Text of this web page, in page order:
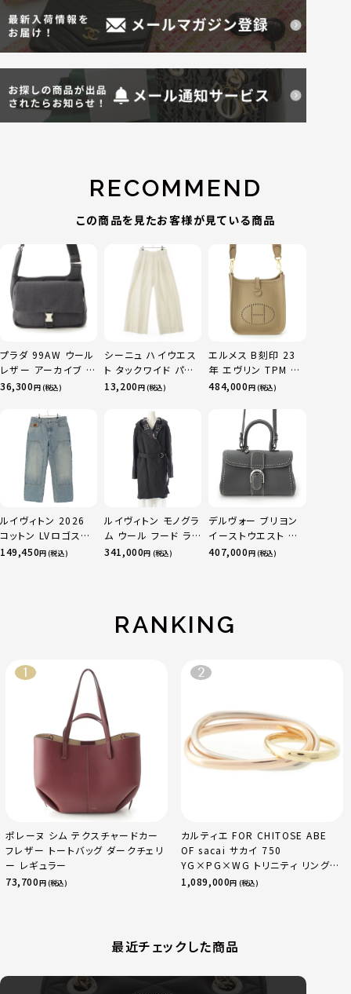
RECOMMEND
この商品を見たお客様が見ている商品
プラダ 99AW ウール
レザー アーカイブ ワ
ン ショルダーバッグ
36,300円 (税込)
シーニュ ハイウエス
ト タックワイド パン
ツ ボトムス オフホワ
13,200円 (税込)
エルメス B刻印 23
年 エヴリン TPM 16
アマゾン トリヨンク
484,000円 (税込)
ルイヴィトン 2026
コットン LVロゴステ
ッチ カーペンター デ
149,450円 (税込)
ルイヴィトン モノグラ
ム ウール フード ラッ
プ コート アウター
341,000円 (税込)
デルヴォー ブリヨン
イーストウエスト カ
ーフレザー ミニ
407,000円 (税込)
RANKING
ポレーヌ シム テクスチャードカー
フレザー トートバッグ ダークチェリ
ー レギュラー
73,700円 (税込)
カルティエ FOR CHITOSE ABE
OF sacai サカイ 750
YG×PG×WG トリニティ リング
指輪 マルチカラー 50 51 52
1,089,000円 (税込)
最近チェックした商品